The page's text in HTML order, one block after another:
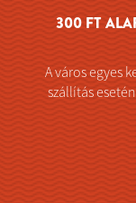
300 FT
A város egyes
szállítás